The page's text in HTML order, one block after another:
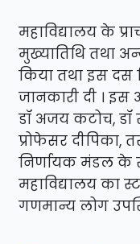
महाविद्यालय के
मुख्यातिथि तथा
किया तथा इस दस
जानकारी दी ।
डॉ अजय कटोच, डॉ
प्रोफेसर दीपिका,
निर्णायक मंडल के
महाविद्यालय का
गणमान्य लोग